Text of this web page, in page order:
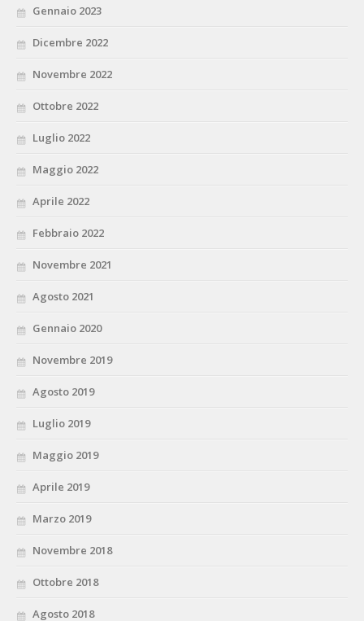
Gennaio 2023
Dicembre 2022
Novembre 2022
Ottobre 2022
Luglio 2022
Maggio 2022
Aprile 2022
Febbraio 2022
Novembre 2021
Agosto 2021
Gennaio 2020
Novembre 2019
Agosto 2019
Luglio 2019
Maggio 2019
Aprile 2019
Marzo 2019
Novembre 2018
Ottobre 2018
Agosto 2018